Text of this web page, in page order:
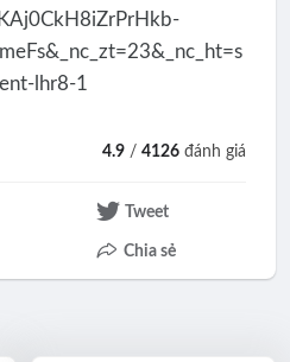
4.9 /4126 đánh giá
Tweet
Chia sẻ